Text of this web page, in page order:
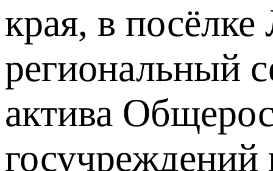
края, в посёлке
региональный
актива